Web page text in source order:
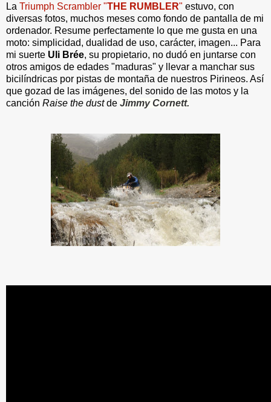
La Triumph Scrambler "THE RUMBLER" estuvo, con
diversas fotos, muchos meses como fondo de pantalla de mi
ordenador. Resume perfectamente lo que me gusta en una
moto: simplicidad, dualidad de uso, carácter, imagen... Para
mi suerte Uli Brée, su propietario, no dudó en juntarse con
otros amigos de edades "maduras" y llevar a manchar sus
bicilíndricas por pistas de montaña de nuestros Pirineos. Así
que gozad de las imágenes, del sonido de las motos y la
canción Raise the dustde Jimmy Cornett.